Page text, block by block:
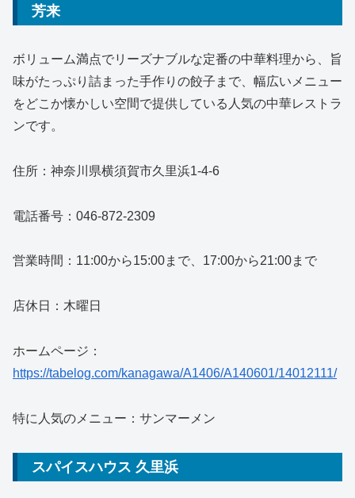
芳来
ボリューム満点でリーズナブルな定番の中華料理から、旨
味がたっぷり詰まった手作りの餃子まで、幅広いメニュー
をどこか懐かしい空間で提供している人気の中華レストラ
ンです。
住所：神奈川県横須賀市久里浜1-4-6
電話番号：046-872-2309
営業時間：11:00から15:00まで、17:00から21:00まで
店休日：木曜日
ホームページ：
https://tabelog.com/kanagawa/A1406/A140601/14012111/
特に人気のメニュー：サンマーメン
スパイスハウス 久里浜